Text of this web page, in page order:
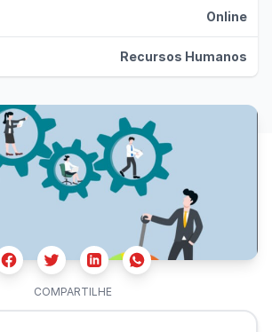
Online
Recursos Humanos
FacebookTwitterLinkedinWhatsapp
COMPARTILHE